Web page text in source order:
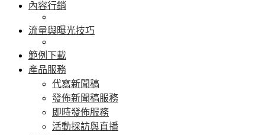
內容行銷
流量與曝光技巧
範例下載
產品服務
代寫新聞稿
發佈新聞稿服務
即時發佈服務
活動採訪與直播